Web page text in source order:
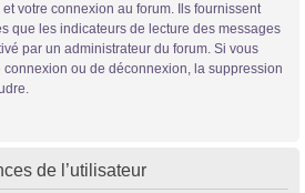
votre connexion au forum. Ils fournissent
que les indicateurs de lecture des messages
par un administrateur du forum. Si vous
ou de déconnexion, la suppression
de l’utilisateur